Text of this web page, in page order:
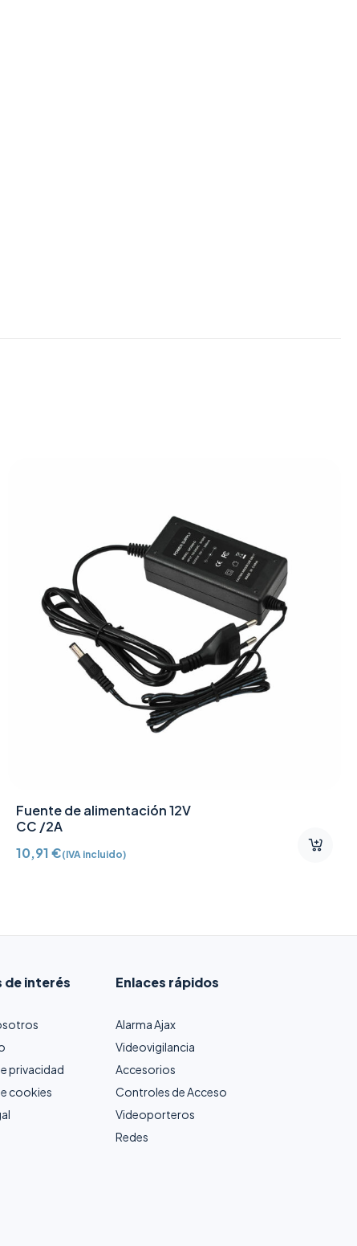
Fuente de alimentación 12V
CC /2A
10,91€(IVA incluido)
de interés
privacidad
cookies
Enlaces rápidos
Alarma Ajax
Videovigilancia
Accesorios
Controles de Acceso
Videoporteros
Redes